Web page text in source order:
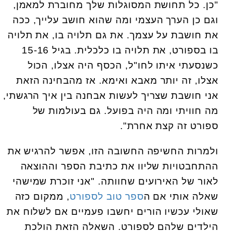
"כן. כל תחושת המסוגלות שלך מחוברת למאמן,
וגם כן הערך העצמי ומה שהוא חושב עלייך, ככה
את חושבת על עצמך. את גם תלויה בו, את תלויה
בו בספורט, את תלויה בו כלכלית. בגיל 15-16
כשנסעתי איתו לחו"ל, הכסף היה אצלו, הכול
אצלו, זה יותר מאבא ואימא. אז מהבחינה הזאת
אני חושבת שצריך לעשות אבחנה בין איך הרגשתי,
מה חוויתי ומה היה בפועל. גם בעולמות של
ספורט זה קצת אחרת".
ולמרות החשיפה החשובה הזו, אפשר להרגיש את
ההתחבטויות שליוו את כתיבת הספר וההוצאה
לאור של האירועים שחוותה. "אני זוכרת שמישהי
שאלה אותי אם הספר טוב לספורט, ממקום כזה
שאולי עכשיו הורים יחשבו פעמיים אם לשלוח את
הילדים שלהם לספורט. השאלה הזאת הולכת